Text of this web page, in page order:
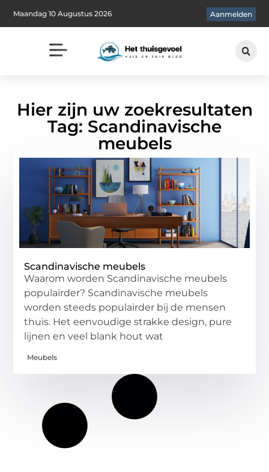
Maandag 10 Augustus 2026 Aanmelden
Hier zijn uw zoekresultaten
Tag: Scandinavische
meubels
Scandinavische meubels
Waarom worden Scandinavische meubels
populairder? Scandinavische meubels
worden steeds populairder bij de mensen
thuis. Het eenvoudige strakke design, pure
lijnen en veel blank hout wat
Meubels